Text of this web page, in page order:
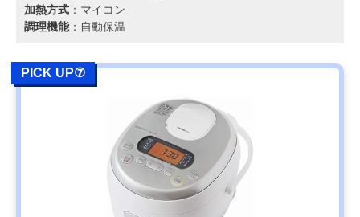
加熱方式 ：マイコン
調理機能：自動保温
PICK UP⑦